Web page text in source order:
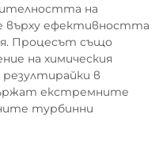
на
върху ефективността
Процесът също
на химическия
в
екстремните
турбинни